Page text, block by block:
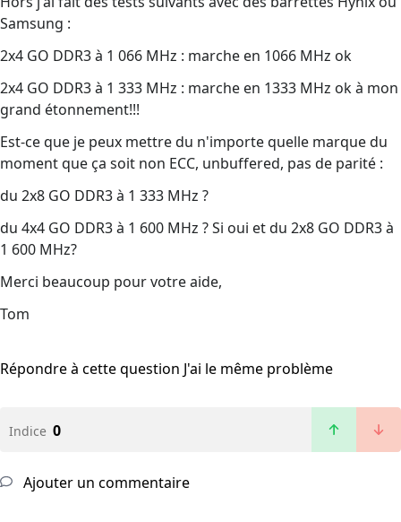
Samsung :
2x4 GO DDR3 à 1 066 MHz : marche en 1066 MHz ok
2x4 GO DDR3 à 1 333 MHz : marche en 1333 MHz ok à mon
grand étonnement!!!
Est-ce que je peux mettre du n'importe quelle marque du
moment que ça soit non ECC, unbuffered, pas de parité :
du 2x8 GO DDR3 à 1 333 MHz ?
du 4x4 GO DDR3 à 1 600 MHz ? Si oui et du 2x8 GO DDR3 à
1 600 MHz?
Merci beaucoup pour votre aide,
Tom
Répondre à cette question J'ai le même problème
Indice 0
Ajouter un commentaire